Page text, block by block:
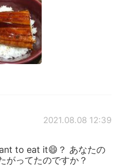
語
2021.08.08 12:39
to eat it😄？ あなたの
がってたのですか？